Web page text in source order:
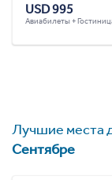
USD 995
Авиабилеты +
Лучшие места
Сентябре